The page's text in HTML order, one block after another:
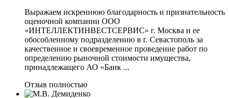
Выражаем искреннюю благодарность и признательность
оценочной компании ООО
«ИНТЕЛЛЕКТИНВЕСТСЕРВИС» г. Москва и ее
обособленному подразделению в г. Севастополь за
качественное и своевременное проведение работ по
определению рыночной стоимости имущества,
принадлежащего АО «Банк ...
Отзыв полностью